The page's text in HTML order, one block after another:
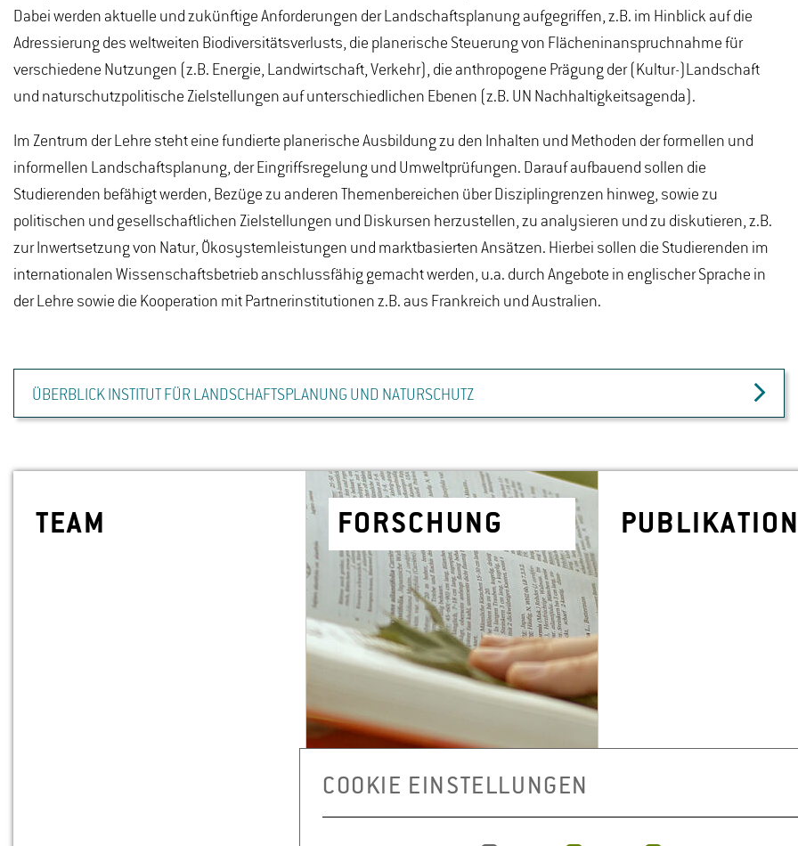
Dabei werden aktuelle und zukünftige Anforderungen der Landschaftsplanung aufgegriffen, z.B. im Hinblick auf die
Adressierung des weltweiten Biodiversitätsverlusts, die planerische Steuerung von Flächeninanspruchnahme für
verschiedene Nutzungen (z.B. Energie, Landwirtschaft, Verkehr), die anthropogene Prägung der (Kultur-)Landschaft
und naturschutzpolitische Zielstellungen auf unterschiedlichen Ebenen (z.B. UN Nachhaltigkeitsagenda).
Im Zentrum der Lehre steht eine fundierte planerische Ausbildung zu den Inhalten und Methoden der formellen und
informellen Landschaftsplanung, der Eingriffsregelung und Umweltprüfungen. Darauf aufbauend sollen die
Studierenden befähigt werden, Bezüge zu anderen Themenbereichen über Disziplingrenzen hinweg, sowie zu
politischen und gesellschaftlichen Zielstellungen und Diskursen herzustellen, zu analysieren und zu diskutieren, z.B.
zur Inwertsetzung von Natur, Ökosystemleistungen und marktbasierten Ansätzen. Hierbei sollen die Studierenden im
internationalen Wissenschaftsbetrieb anschlussfähig gemacht werden, u.a. durch Angebote in englischer Sprache in
der Lehre sowie die Kooperation mit Partnerinstitutionen z.B. aus Frankreich und Australien.
ÜBERBLICK INSTITUT FÜR LANDSCHAFTSPLANUNG UND NATURSCHUTZ
TEAM FOR­SCHUNG
COOKIE EINSTELLUNGEN